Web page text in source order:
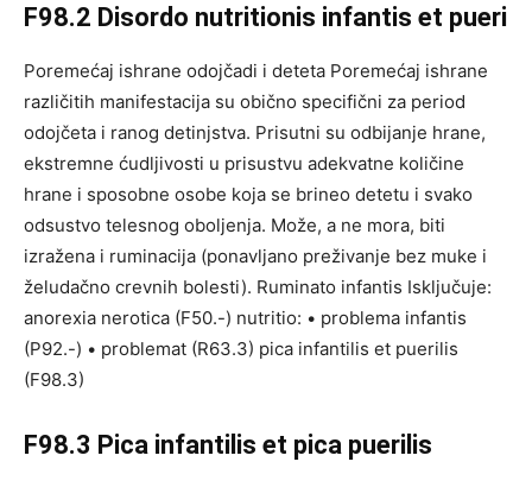
F98.2 Disordo nutritionis infantis et pueri
Poremećaj ishrane odojčadi i deteta Poremećaj ishrane
različitih manifestacija su obično specifični za period
odojčeta i ranog detinjstva. Prisutni su odbijanje hrane,
ekstremne ćudljivosti u prisustvu adekvatne količine
hrane i sposobne osobe koja se brineo detetu i svako
odsustvo telesnog oboljenja. Može, a ne mora, biti
izražena i ruminacija (ponavljano preživanje bez muke i
želudačno crevnih bolesti). Ruminato infantis Isključuje:
anorexia nerotica (F50.-) nutritio: • problema infantis
(P92.-) • problemat (R63.3) pica infantilis et puerilis
(F98.3)
F98.3 Pica infantilis et pica puerilis